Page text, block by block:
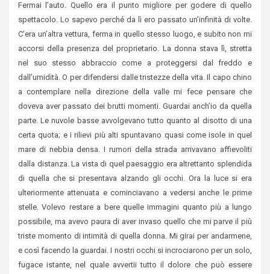
Fermai l’auto. Quello era il punto migliore per godere di quello
spettacolo. Lo sapevo perché da lì ero passato un’infinità di volte.
C’era un’altra vettura, ferma in quello stesso luogo, e subito non mi
accorsi della presenza del proprietario. La donna stava lì, stretta
nel suo stesso abbraccio come a proteggersi dal freddo e
dall’umidità. O per difendersi dalle tristezze della vita. Il capo chino
a contemplare nella direzione della valle mi fece pensare che
doveva aver passato dei brutti momenti. Guardai anch’io da quella
parte. Le nuvole basse avvolgevano tutto quanto al disotto di una
certa quota; e i rilievi più alti spuntavano quasi come isole in quel
mare di nebbia densa. I rumori della strada arrivavano affievoliti
dalla distanza. La vista di quel paesaggio era altrettanto splendida
di quella che si presentava alzando gli occhi. Ora la luce si era
ulteriormente attenuata e cominciavano a vedersi anche le prime
stelle. Volevo restare a bere quelle immagini quanto più a lungo
possibile, ma avevo paura di aver invaso quello che mi parve il più
triste momento di intimità di quella donna. Mi girai per andarmene,
e così facendo la guardai. I nostri occhi si incrociarono per un solo,
fugace istante, nel quale avvertii tutto il dolore che può essere